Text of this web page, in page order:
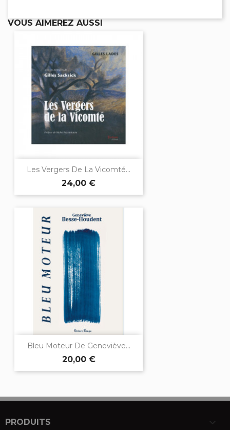
VOUS AIMEREZ AUSSI
Les Vergers De La Vicomté...
24,00 €
Bleu Moteur De Geneviève...
20,00 €
PRODUITS 